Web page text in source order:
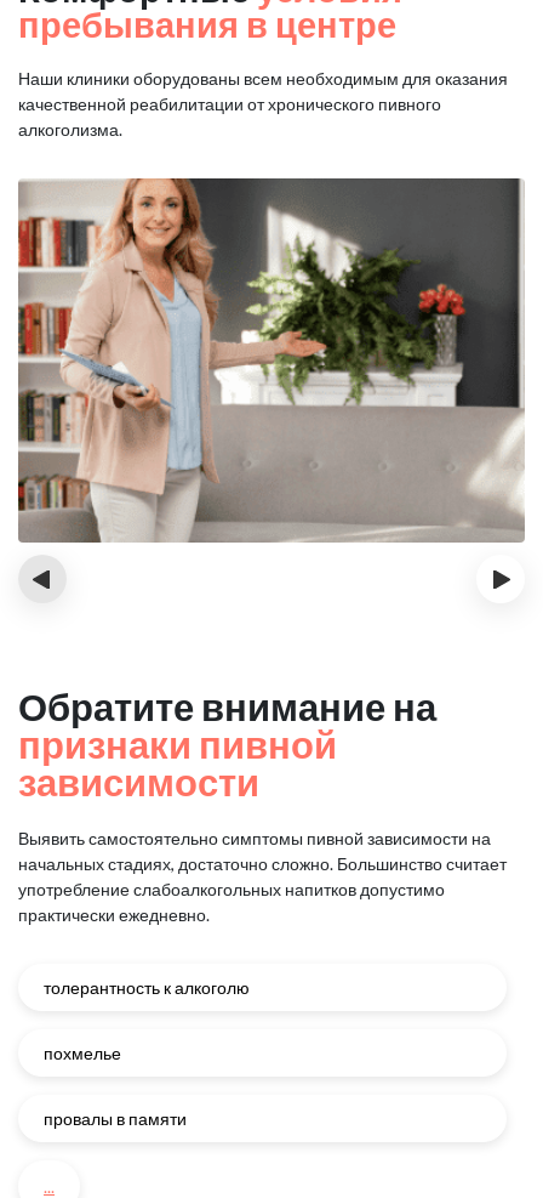
пребывания в центре
Наши клиники оборудованы всем необходимым для оказания
качественной реабилитации от хронического пивного
алкоголизма.
‹ ›
Обратите внимание на
признаки пивной
зависимости
Выявить самостоятельно симптомы пивной зависимости на
начальных стадиях, достаточно сложно. Большинство считает
употребление слабоалкогольных напитков допустимо
практически ежедневно.
толерантность к алкоголю
похмелье
провалы в памяти
...